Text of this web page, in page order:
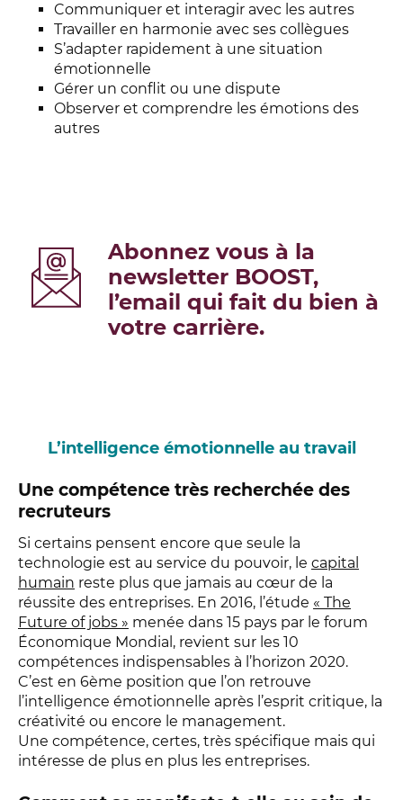
Communiquer et interagir avec les autres
Travailler en harmonie avec ses collègues
S’adapter rapidement à une situation
émotionnelle
Gérer un conflit ou une dispute
Observer et comprendre les émotions des
autres
Abonnez vous à la
newsletter BOOST,
l’email qui fait du bien à
votre carrière.
L’intelligence émotionnelle au travail
Une compétence très recherchée des
recruteurs
Si certains pensent encore que seule la
technologie est au service du pouvoir, le capital
humain reste plus que jamais au cœur de la
réussite des entreprises. En 2016, l’étude « The
Future of jobs » menée dans 15 pays par le forum
Économique Mondial, revient sur les 10
compétences indispensables à l’horizon 2020.
C’est en 6ème position que l’on retrouve
l’intelligence émotionnelle après l’esprit critique, la
créativité ou encore le management.
Une compétence, certes, très spécifique mais qui
intéresse de plus en plus les entreprises.